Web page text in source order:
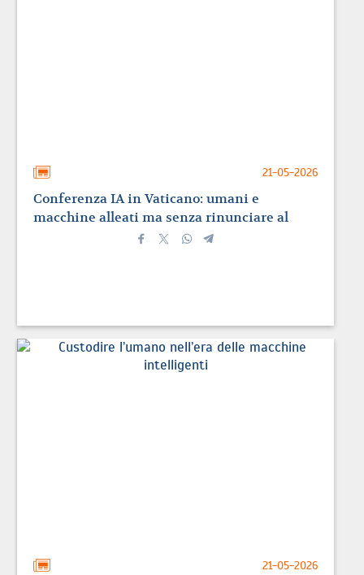
21-05-2026
Conferenza IA in Vaticano: umani e
macchine alleati ma senza rinunciare al
21-05-2026